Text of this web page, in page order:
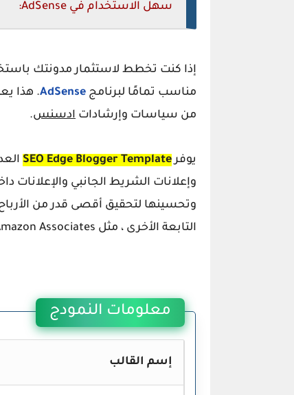
سهل الاستخدام في AdSense:
إذا كنت تخطط لاستثمار مدونتك
مناسب تمامًا لبرنامج AdSense. هذا
من سياسات وإرشادات ادسنس.
يوفرSEO Edge Blogger Template
وإعلانات الشريط الجانبي والإعلانات
وتحسينها لتحقيق أقصى قدر من
التابعة الأخرى ، مثل Associates
معلومات النمودج
إسم القالب